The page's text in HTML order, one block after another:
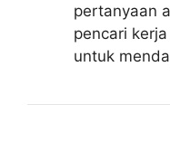
pertanyaan
pencari
untuk